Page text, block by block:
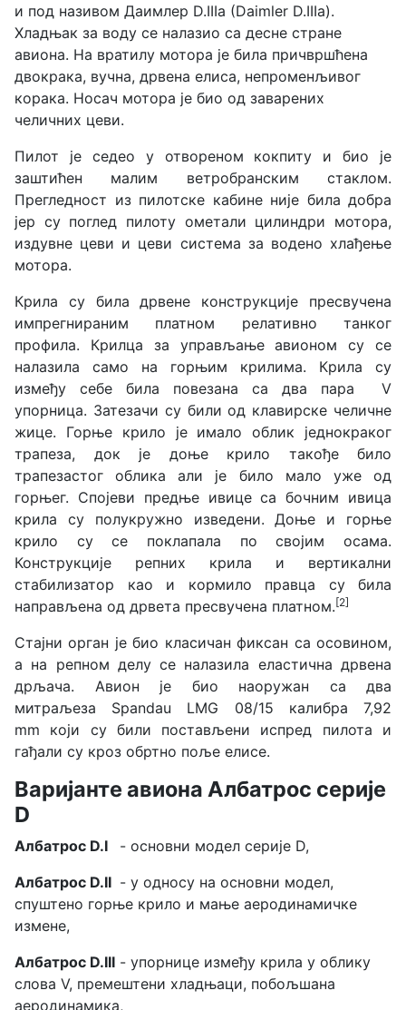
и под називом Даимлер D.IIIa (Daimler D.IIIa).
Хладњак за воду се налазио са десне стране
авиона. На вратилу мотора је била причвршћена
двокрака, вучна, дрвена елиса, непроменљивог
корака. Носач мотора је био од заварених
челичних цеви.
Пилот је седео у отвореном кокпиту и био је
заштићен малим ветробранским стаклом.
Прегледност из пилотске кабине није била добра
јер су поглед пилоту ометали цилиндри мотора,
издувне цеви и цеви система за водено хлађење
мотора.
Крила су била дрвене конструкције пресвучена
импрегнираним платном релативно танког
профила. Крилца за управљање авионом су се
налазила само на горњим крилима. Крила су
између себе била повезана са два пара V
упорница. Затезачи су били од клавирске челичне
жице. Горње крило је имало облик једнокраког
трапеза, док је доње крило такође било
трапезастог облика али је било мало уже од
горњег. Спојеви предње ивице са бочним ивица
крила су полукружно изведени. Доње и горње
крило су се поклапала по својим осама.
Конструкције репних крила и вертикални
стабилизатор као и кормило правца су била
направљена од дрвета пресвучена платном.[2]
Стајни орган је био класичан фиксан са осовином,
а на репном делу се налазила еластична дрвена
дрљача. Авион је био наоружан са два
митраљеза Spandau LMG 08/15 калибра 7,92
mm који су били постављени испред пилота и
гађали су кроз обртно поље елисе.
Варијанте авиона Албатрос серије
D
Албатрос D.I
- основни модел серије D,
Албатрос D.II - у односу на основни модел,
спуштено горње крило и мање аеродинамичке
измене,
Албатрос D.III - упорнице између крила у облику
слова V, премештени хладњаци, побољшана
аеродинамика,